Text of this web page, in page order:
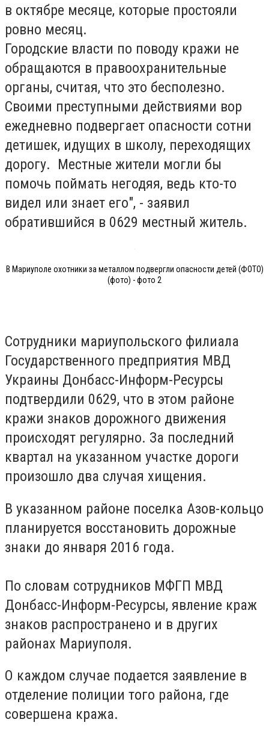
в октябре месяце, которые простояли
ровно месяц.
Городские власти по поводу кражи не
обращаются в правоохранительные
органы, считая, что это бесполезно.
Своими преступными действиями вор
ежедневно подвергает опасности сотни
детишек, идущих в школу, переходящих
дорогу. Местные жители могли бы
помочь поймать негодяя, ведь кто-то
видел или знает его", - заявил
обратившийся в 0629 местный житель.
В Мариуполе охотники за металлом подвергли опасности детей (ФОТО)
(фото) - фото 2
Сотрудники мариупольского филиала
Государственного предприятия МВД
Украины Донбасс-Информ-Ресурсы
подтвердили 0629, что в этом районе
кражи знаков дорожного движения
происходят регулярно. За последний
квартал на указанном участке дороги
произошло два случая хищения.
В указанном районе поселка Азов-кольцо
планируется восстановить дорожные
знаки до января 2016 года.
По словам сотрудников МФГП МВД
Донбасс-Информ-Ресурсы, явление краж
знаков распространено и в других
районах Мариуполя.
О каждом случае подается заявление в
отделение полиции того района, где
совершена кража.